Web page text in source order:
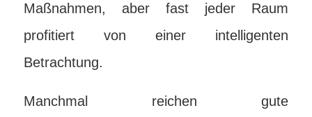
Maßnahmen, aber fast jeder Raum
profitiert von einer intelligenten
Betrachtung.
Manchmal reichen gute